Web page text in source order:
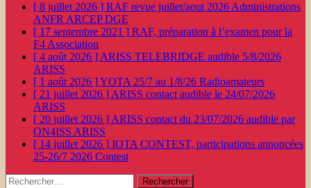
[ 8 juillet 2026 ] RAF revue juillet/aout 2026 Administrations
ANFR ARCEP DGE
[ 17 septembre 2021 ] RAF, préparation à l’examen pour la
F4 Association
[ 4 août 2026 ] ARISS TELEBRIDGE audible 5/8/2026
ARISS
[ 1 août 2026 ]YOTA 25/7 au 1/8/26 Radioamateurs
[ 21 juillet 2026 ] ARISS contact audible le 24/07/2026
ARISS
[ 20 juillet 2026 ] ARISS contact du 23/07/2026 audible par
ON4ISS ARISS
[ 14 juillet 2026 ] IOTA CONTEST, participations annoncées
25-26/7 2026 Contest
Rechercher :